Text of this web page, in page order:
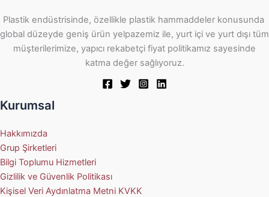
Plastik endüstrisinde, özellikle plastik hammaddeler konusunda
global düzeyde geniş ürün yelpazemiz ile, yurt içi ve yurt dışı tüm
müşterilerimize, yapıcı rekabetçi fiyat politikamız sayesinde
katma değer sağlıyoruz.
Kurumsal
Hakkımızda
Grup Şirketleri
Bilgi Toplumu Hizmetleri
Gizlilik ve Güvenlik Politikası
Kişisel Veri Aydınlatma Metni KVKK